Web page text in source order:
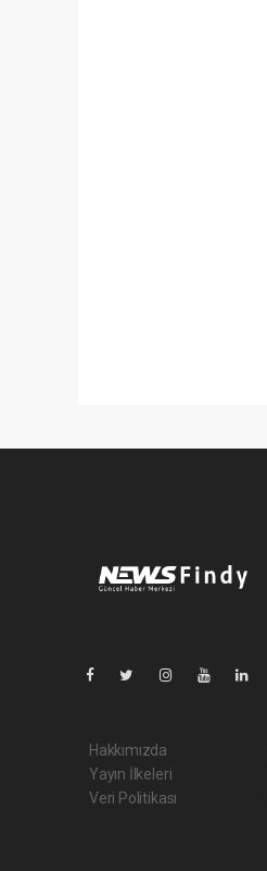
Hakkımızda
Yayın İlkeleri
Veri Politikası